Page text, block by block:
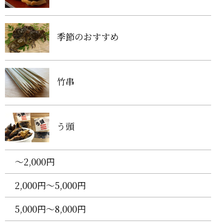
季節のおすすめ
竹串
う頭
〜2,000円
2,000円〜5,000円
5,000円〜8,000円